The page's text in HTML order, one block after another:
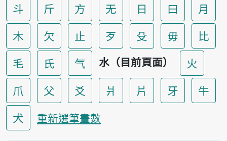
斗
斤 方 无 日 曰
月
木
欠 止 歹 殳 毋
比
毛
氏 气 水（目前頁面）
火
爪
父 爻 爿 片 牙
牛
犬
重新選筆畫數